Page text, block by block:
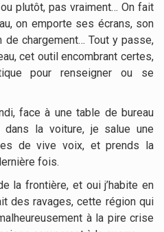
plutôt, pas vraiment… On fait
on emporte ses écrans, son
chargement… Tout y passe,
cet outil encombrant certes,
pour renseigner ou se
face à une table de bureau
la voiture, je salue une
de vive voix, et prends la
fois.
la frontière, et oui j’habite en
des ravages, cette région qui
à la pire crise